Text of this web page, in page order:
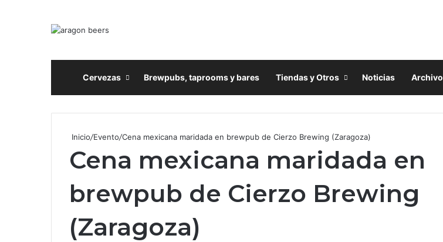
InicioCervezas Brewpubs, taprooms y bares Tiendas y Otros Noticias Archivo
Inicio/Evento/Cena mexicana maridada en brewpub de Cierzo Brewing (Zaragoza)
Cena mexicana maridada en
brewpub de Cierzo Brewing
(Zaragoza)